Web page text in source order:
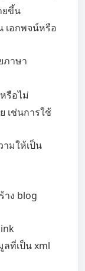
ยขึ้น
เอกพจน์หรือ
ภาษา
รือไม่
เช่นการใช้
มให้เป็น
าง blog
ที่เป็น xml